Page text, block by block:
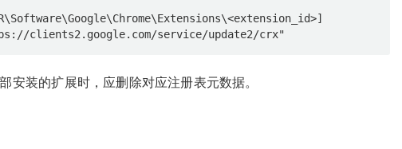
安装的扩展时，应删除对应注册表元数据。